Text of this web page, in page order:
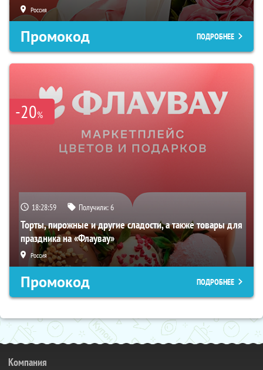
Россия
Промокод ПОДРОБНЕЕ
-20%
18:28:58 Получили:6
Торты, пирожные и другие сладости, а также товары для
праздника на «Флаувау»
Россия
Промокод ПОДРОБНЕЕ
Компания